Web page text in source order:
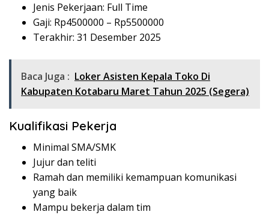
Jenis Pekerjaan: Full Time
Gaji: Rp4500000 – Rp5500000
Terakhir: 31 Desember 2025
Baca Juga : Loker Asisten Kepala Toko Di
Kabupaten Kotabaru Maret Tahun 2025 (Segera)
Kualifikasi Pekerja
Minimal SMA/SMK
Jujur dan teliti
Ramah dan memiliki kemampuan komunikasi
yang baik
Mampu bekerja dalam tim